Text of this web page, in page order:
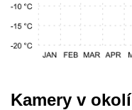
Kamery v okolí